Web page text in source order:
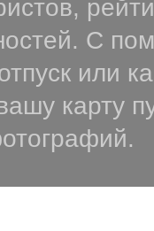
С
или
карту